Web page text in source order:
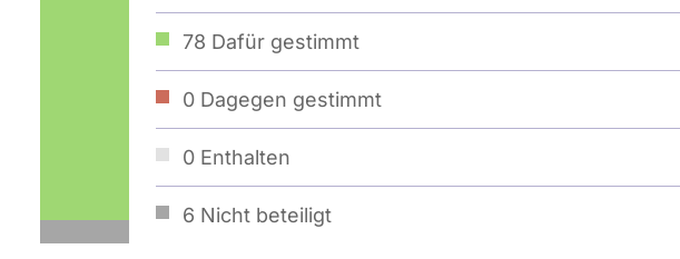
78 Dafür gestimmt
0 Dagegen gestimmt
0 Enthalten
6 Nicht beteiligt